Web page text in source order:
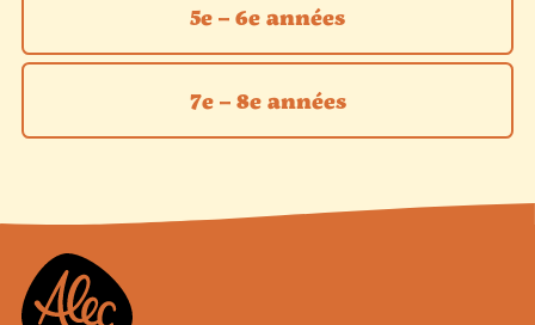
5e – 6e années
7e – 8e années